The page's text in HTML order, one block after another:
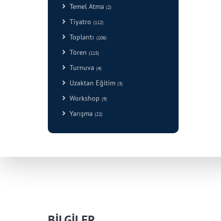
Temel Atma (2)
Tiyatro (112)
Toplantı (106)
Tören (115)
Turnuva (4)
Uzaktan Eğitim (3)
Workshop (9)
Yarışma (22)